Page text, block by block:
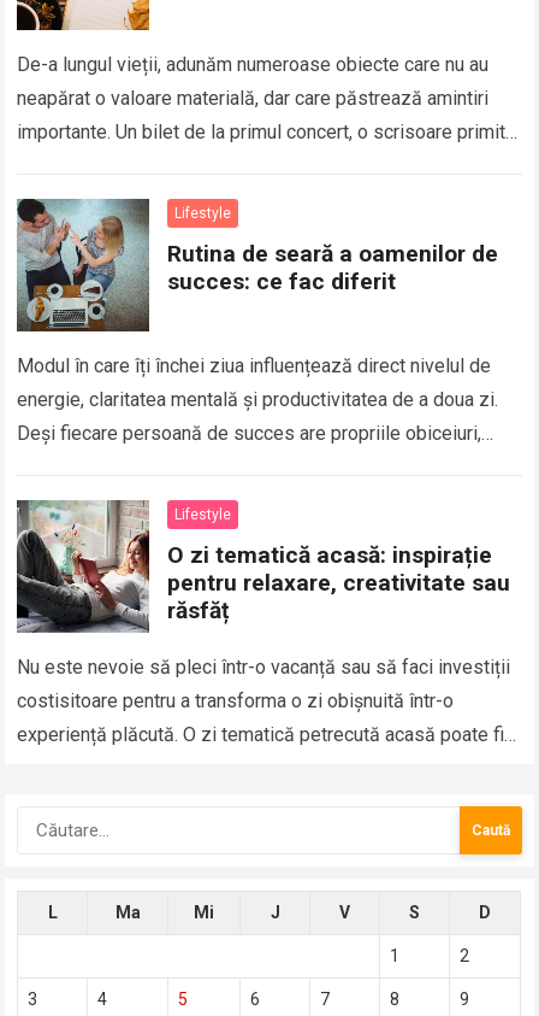
De-a lungul vieții, adunăm numeroase obiecte care nu au
neapărat o valoare materială, dar care păstrează amintiri
importante. Un bilet de la primul concert, o scrisoare primită
Lifestyle
Rutina de seară a oamenilor de
succes: ce fac diferit
Modul în care îți închei ziua influențează direct nivelul de
energie, claritatea mentală și productivitatea de a doua zi.
Deși fiecare persoană de succes are propriile obiceiuri,
Lifestyle
O zi tematică acasă: inspirație
pentru relaxare, creativitate sau
răsfăț
Nu este nevoie să pleci într-o vacanță sau să faci investiții
costisitoare pentru a transforma o zi obișnuită într-o
experiență plăcută. O zi tematică petrecută acasă poate fi
Caută
după:
L Ma Mi J V S D
1 2
3 4 5 6 7 8 9